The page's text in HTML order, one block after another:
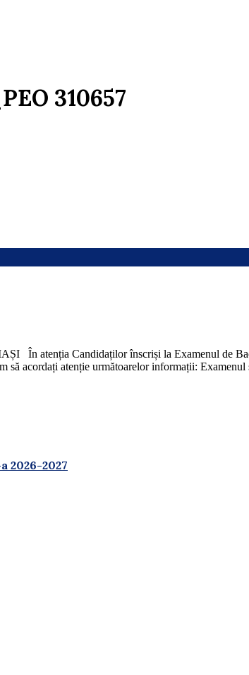
310657
atenția Candidaților înscriși la Examenul de
să acordați atenție următoarelor informații: Examenul
2026-2027